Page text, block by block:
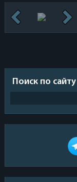
Поиск по сайту